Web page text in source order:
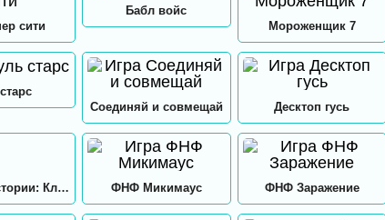
сити
Бабл войс
Мороженщик 7
Соединяй и совмещай
Десктоп гусь
Грибные истории: Кликер
ФНФ Микимаус ФНФ Заражение